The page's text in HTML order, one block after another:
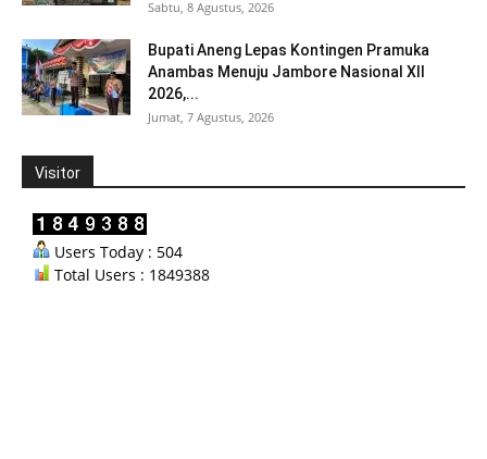
Sabtu, 8 Agustus, 2026
Bupati Aneng Lepas Kontingen Pramuka
Anambas Menuju Jambore Nasional XII
2026,...
Jumat, 7 Agustus, 2026
Visitor
Users Today : 504
Total Users : 1849388